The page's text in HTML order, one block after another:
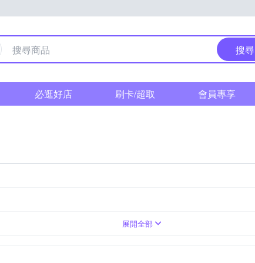
搜尋
必逛好店 刷卡/超取 會員專享
展開全部